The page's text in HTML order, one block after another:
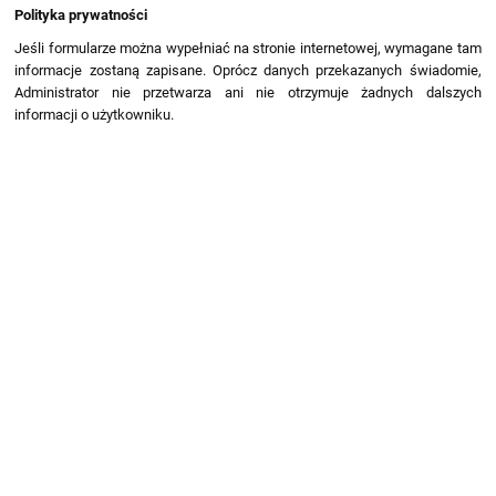
Polityka prywatności
Jeśli formularze można wypełniać na stronie internetowej, wymagane tam
informacje zostaną zapisane. Oprócz danych przekazanych świadomie,
Administrator nie przetwarza ani nie otrzymuje żadnych dalszych
informacji o użytkowniku.